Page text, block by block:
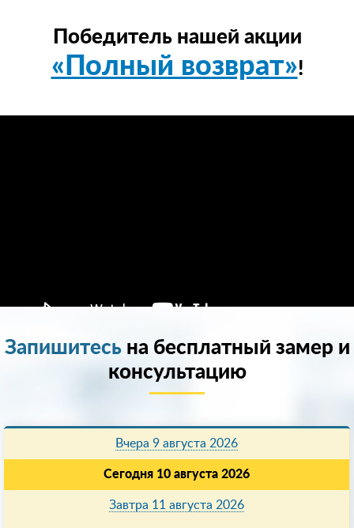
Победитель нашей акции
«Полный возврат»!
Запишитесьна бесплатный замер и
консультацию
Вчера 9 августа 2026
Сегодня 10 августа 2026
Завтра 11 августа 2026